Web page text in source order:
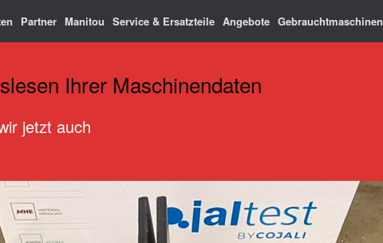
Partner Manitou Service & Ersatzteile Angebote Gebrauchtmaschinen
Ihrer Maschinendaten
jetzt auch